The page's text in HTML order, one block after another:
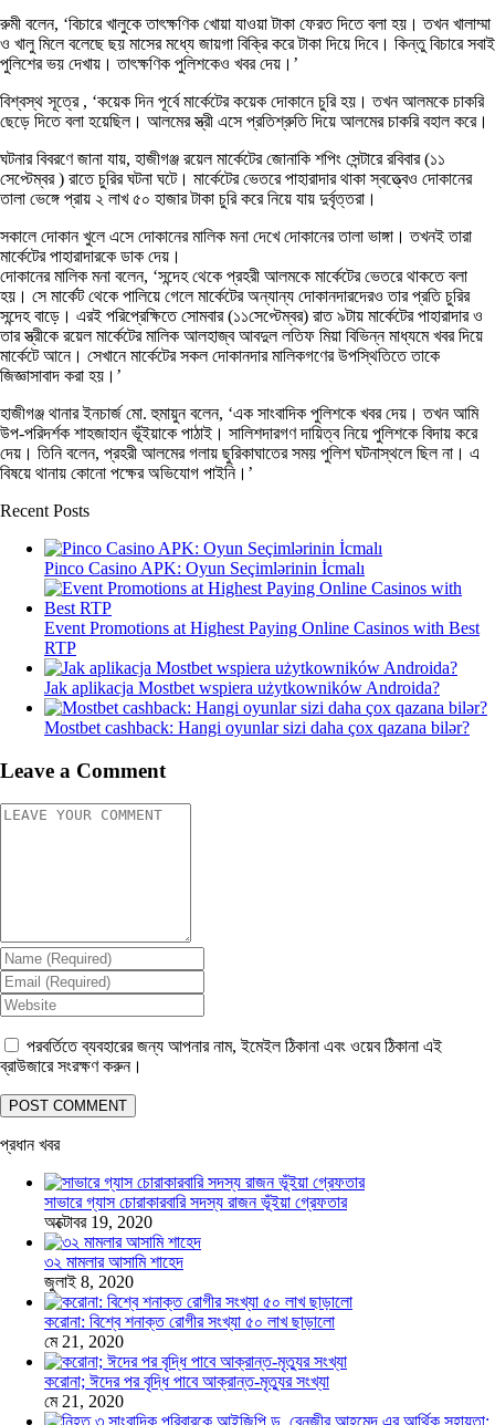
রুমী বলেন, ‘বিচারে খালুকে তাৎক্ষণিক খোয়া যাওয়া টাকা ফেরত দিতে বলা হয়। তখন খালাম্মা
ও খালু মিলে বলেছে ছয় মাসের মধ্যে জায়গা বিক্রি করে টাকা দিয়ে দিবে। কিন্তু বিচারে সবাই
পুলিশের ভয় দেখায়। তাৎক্ষণিক পুলিশকেও খবর দেয়।’
বিশ্বস্থ সূত্রে , ‘কয়েক দিন পূর্বে মার্কেটের কয়েক দোকানে চুরি হয়। তখন আলমকে চাকরি
ছেড়ে দিতে বলা হয়েছিল। আলমের স্ত্রী এসে প্রতিশ্রুতি দিয়ে আলমের চাকরি বহাল করে।
ঘটনার বিবরণে জানা যায়, হাজীগঞ্জ রয়েল মার্কেটের জোনাকি শপিং সেন্টারে রবিবার (১১
সেপ্টেম্বর ) রাতে চুরির ঘটনা ঘটে। মার্কেটের ভেতরে পাহারাদার থাকা স্বত্ত্বেও দোকানের
তালা ভেঙ্গে প্রায় ২ লাখ ৫০ হাজার টাকা চুরি করে নিয়ে যায় দুর্বৃত্তরা।
সকালে দোকান খুলে এসে দোকানের মালিক মনা দেখে দোকানের তালা ভাঙ্গা। তখনই তারা
মার্কেটের পাহারাদারকে ডাক দেয়।
দোকানের মালিক মনা বলেন, ‘সন্দেহ থেকে প্রহরী আলমকে মার্কেটের ভেতরে থাকতে বলা
হয়। সে মার্কেট থেকে পালিয়ে গেলে মার্কেটের অন্যান্য দোকানদারদেরও তার প্রতি চুরির
সন্দেহ বাড়ে। এরই পরিপ্রেক্ষিতে সোমবার (১১সেপ্টেম্বর) রাত ৯টায় মার্কেটের পাহারাদার ও
তার স্ত্রীকে রয়েল মার্কেটের মালিক আলহাজ্ব আবদুল লতিফ মিয়া বিভিন্ন মাধ্যমে খবর দিয়ে
মার্কেটে আনে। সেখানে মার্কেটের সকল দোকানদার মালিকগণের উপস্থিতিতে তাকে
জিজ্ঞাসাবাদ করা হয়।’
হাজীগঞ্জ থানার ইনচার্জ মো. হুমায়ুন বলেন, ‘এক সাংবাদিক পুলিশকে খবর দেয়। তখন আমি
উপ-পরিদর্শক শাহজাহান ভূঁইয়াকে পাঠাই। সালিশদারগণ দায়িত্ব নিয়ে পুলিশকে বিদায় করে
দেয়। তিনি বলেন, প্রহরী আলমের গলায় ছুরিকাঘাতের সময় পুলিশ ঘটনাস্থলে ছিল না। এ
বিষয়ে থানায় কোনো পক্ষের অভিযোগ পাইনি।’
Recent Posts
Pinco Casino APK: Oyun Seçimlərinin İcmalı
Event Promotions at Highest Paying Online Casinos with Best
RTP
Jak aplikacja Mostbet wspiera użytkowników Androida?
Mostbet cashback: Hangi oyunlar sizi daha çox qazana bilər?
Leave a Comment
পরবর্তিতে ব্যবহারের জন্য আপনার নাম, ইমেইল ঠিকানা এবং ওয়েব ঠিকানা এই
ব্রাউজারে সংরক্ষণ করুন।
প্রধান খবর
সাভারে গ্যাস চোরাকারবারি সদস্য রাজন ভূঁইয়া গ্রেফতার
অক্টোবর 19, 2020
৩২ মামলার আসামি শাহেদ
জুলাই 8, 2020
করোনা: বিশ্বে শনাক্ত রোগীর সংখ্যা ৫০ লাখ ছাড়ালো
মে 21, 2020
করোনা; ঈদের পর বৃদ্ধি পাবে আক্রান্ত-মৃত্যুর সংখ্যা
মে 21, 2020